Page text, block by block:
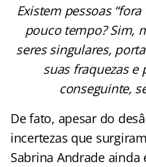
Existem pessoas
pouco tempo? Sim,
seres singulares,
suas fraquezas e
conseguinte,
De fato, apesar do
incertezas que
Sabrina Andrade